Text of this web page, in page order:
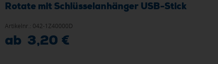
Rotate mit Schlüsselanhänger USB-Stick
Artikelnr.: 042-1Z40000D
ab 3,20 €